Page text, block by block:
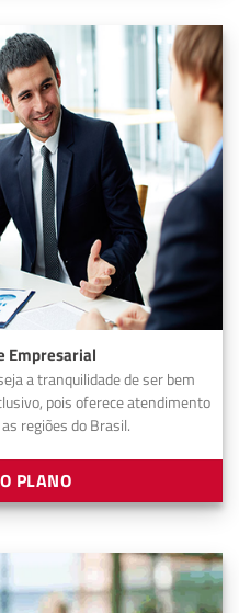
Empresarial
a tranquilidade de ser bem
pois oferece atendimento
regiões do Brasil.
PLANO